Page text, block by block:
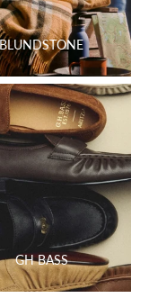
BLUNDSTONE
GH BASS